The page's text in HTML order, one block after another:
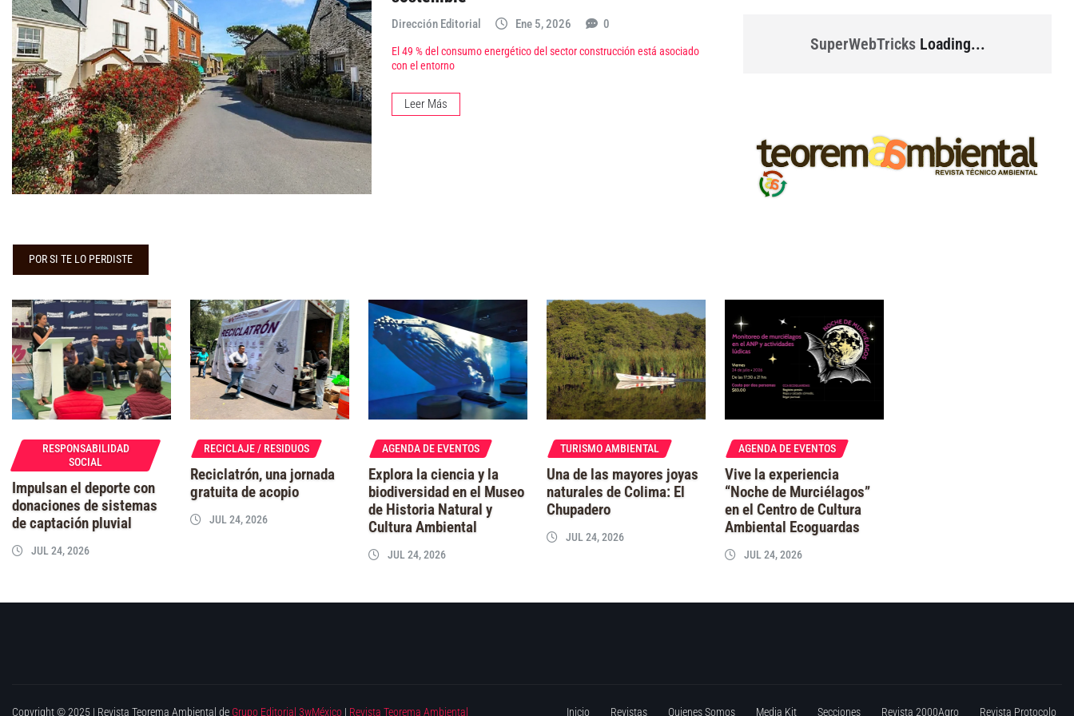
Dirección Editorial Ene 5, 2026 0
El 49 % del consumo energético del sector construcción está asociado
con el entorno
Leer Más
SuperWebTricksLoading...
POR SI TE LO PERDISTE
RESPONSABILIDAD
SOCIAL
Impulsan el deporte con
donaciones de sistemas
de captación pluvial
JUL 24, 2026
RECICLAJE / RESIDUOS
Reciclatrón, una jornada
gratuita de acopio
JUL 24, 2026
AGENDA DE EVENTOS
Explora la ciencia y la
biodiversidad en el Museo
de Historia Natural y
Cultura Ambiental
JUL 24, 2026
TURISMO AMBIENTAL
Una de las mayores joyas
naturales de Colima: El
Chupadero
JUL 24, 2026
AGENDA DE EVENTOS
Vive la experiencia
“Noche de Murciélagos”
en el Centro de Cultura
Ambiental Ecoguardas
JUL 24, 2026
Copyright © 2025 | Revista Teorema Ambiental de Grupo Editorial 3wMéxico | Revista Teorema Ambiental Inicio Revistas Quienes Somos Media Kit Secciones Revista 2000Agro Revista Protocolo